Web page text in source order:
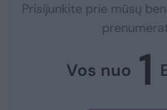
Prisijunkite prie mūsų
Vos nuo 1